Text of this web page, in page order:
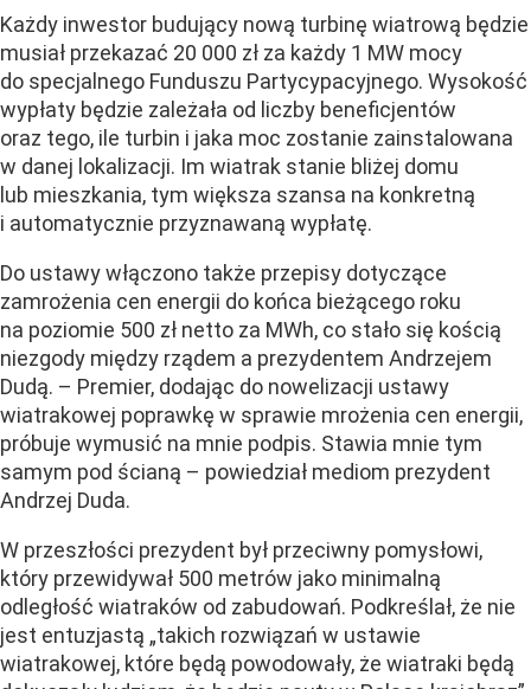
Każdy inwestor budujący nową turbinę wiatrową będzie
musiał przekazać 20 000 zł za każdy 1 MW mocy
do specjalnego Funduszu Partycypacyjnego. Wysokość
wypłaty będzie zależała od liczby beneficjentów
oraz tego, ile turbin i jaka moc zostanie zainstalowana
w danej lokalizacji. Im wiatrak stanie bliżej domu
lub mieszkania, tym większa szansa na konkretną
i automatycznie przyznawaną wypłatę.
Do ustawy włączono także przepisy dotyczące
zamrożenia cen energii do końca bieżącego roku
na poziomie 500 zł netto za MWh, co stało się kością
niezgody między rządem a prezydentem Andrzejem
Dudą. – Premier, dodając do nowelizacji ustawy
wiatrakowej poprawkę w sprawie mrożenia cen energii,
próbuje wymusić na mnie podpis. Stawia mnie tym
samym pod ścianą – powiedział mediom prezydent
Andrzej Duda.
W przeszłości prezydent był przeciwny pomysłowi,
który przewidywał 500 metrów jako minimalną
odległość wiatraków od zabudowań. Podkreślał, że nie
jest entuzjastą „takich rozwiązań w ustawie
wiatrakowej, które będą powodowały, że wiatraki będą